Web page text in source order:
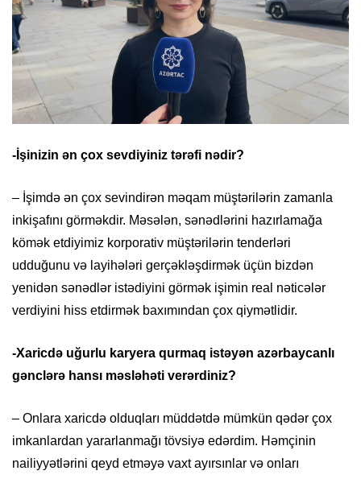
-İşinizin ən çox sevdiyiniz tərəfi nədir?
– İşimdə ən çox sevindirən məqam müştərilərin zamanla
inkişafını görməkdir. Məsələn, sənədlərini hazırlamağa
kömək etdiyimiz korporativ müştərilərin tenderləri
udduğunu və layihələri gerçəkləşdirmək üçün bizdən
yenidən sənədlər istədiyini görmək işimin real nəticələr
verdiyini hiss etdirmək baxımından çox qiymətlidir.
-Xaricdə uğurlu karyera qurmaq istəyən azərbaycanlı
gənclərə hansı məsləhəti verərdiniz?
– Onlara xaricdə olduqları müddətdə mümkün qədər çox
imkanlardan yararlanmağı tövsiyə edərdim. Həmçinin
nailiyyətlərini qeyd etməyə vaxt ayırsınlar və onları